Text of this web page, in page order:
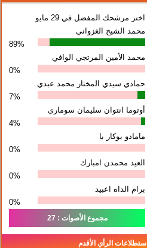
اختر مرشحك المفضل في 29 مايو
محمد الشيخ الغزواني
89%
محمد الأمين المرتجي الوافي
0%
حمادي سيدي المختار محمد عبدي
7%
أوتوما انتوان سلیمان سوماري
4%
مامادو بوكار با
0%
العيد محمدن امبارك
0%
برام الداه اعبيد
0%
مجموع الأصوات : 27
استطلاعات الرأي الأقدم